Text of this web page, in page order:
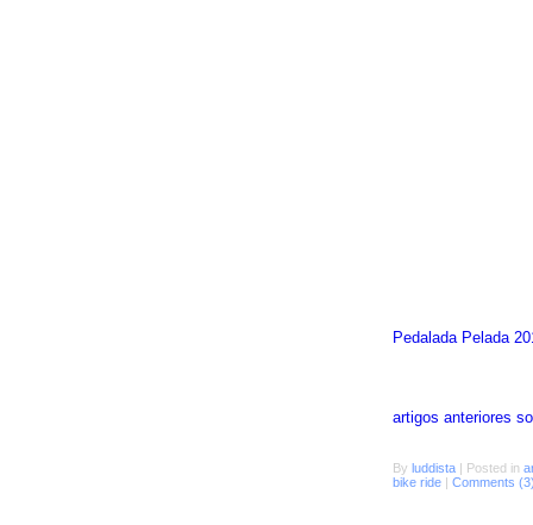
Pedalada Pelada
artigos anteriores
By luddista | Posted in
bike ride | Comments